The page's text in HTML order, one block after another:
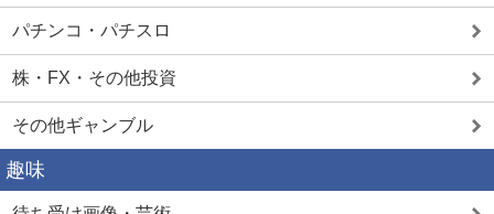
パチンコ・パチスロ
株・FX・その他投資
その他ギャンブル
趣味